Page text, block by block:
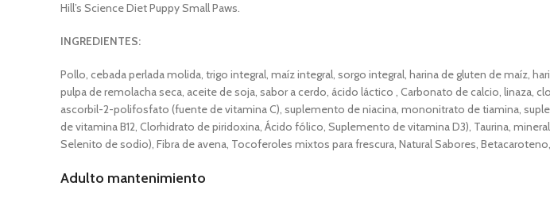
Hill’s Science DietPuppySmall Paws.
INGREDIENTES:
Pollo, cebada perlada molida, trigo integral, maíz integral, sorgo integral, harina de gluten de maíz,
pulpa de remolacha seca, aceite de soja, sabor a cerdo, ácido láctico , Carbonato de calcio, linaza,
ascorbil-2-polifosfato (fuente de vitamina C), suplemento de niacina, mononitrato de tiamina,
de vitamina B12, Clorhidrato de piridoxina, Ácido fólico, Suplemento de vitamina D3), Taurina,
Selenito de sodio), Fibra de avena, Tocoferoles mixtos para frescura, Natural Sabores,
Adulto mantenimiento